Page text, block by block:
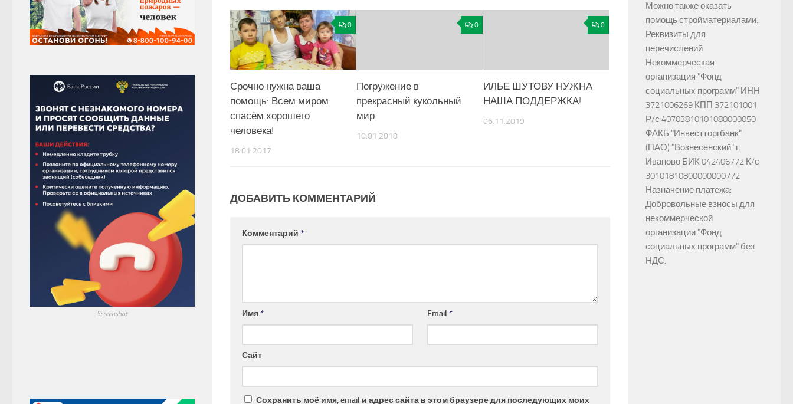
0
Срочно нужна ваша
помощь: Всем миром
спасём хорошего
человека!
18.01.2017
0
Погружение в
прекрасный кукольный
мир
10.01.2018
0
ИЛЬЕ ШУТОВУ НУЖНА
НАША ПОДДЕРЖКА!
06.11.2019
ДОБАВИТЬ КОММЕНТАРИЙ
Комментарий *
Имя* Email*
Сайт
Сохранить моё имя, email и адрес сайта в этом браузере для последующих моих
Screenshot
Можно также оказать
помощь стройматериалами.
Реквизиты для
перечислений
Некоммерческая
организация "Фонд
социальных программ" ИНН
3721006269 КПП 372101001
Р/с 40703810101080000050
ФАКБ "Инвестторгбанк"
(ПАО) "Вознесенский" г.
Иваново БИК 042406772 К/с
30101810800000000772
Назначение платежа:
Добровольные взносы для
некоммерческой
организации "Фонд
социальных программ" без
НДС.